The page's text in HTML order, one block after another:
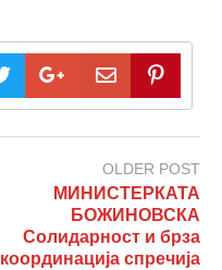
OLDER POST
МИНИСТЕРКАТА
БОЖИНОВСКА
Солидарност и брза
координација спречија